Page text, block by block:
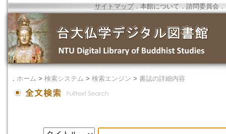
サイトマップ．本館について ． 諮問委員会 ．
． ホーム > 検索システム > 検索エンジン > 書誌の詳細内容